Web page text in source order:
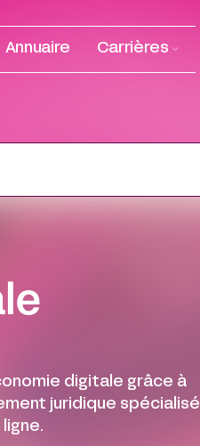
Annuaire Carrières
digitale grâce à
juridique spécialisé